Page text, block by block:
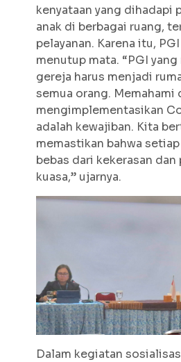
kenyataan yang dihadapi
anak di berbagai ruang,
pelayanan. Karena itu,
menutup mata. “PGI
gereja harus menjadi
semua orang. Memahami
mengimplementasikan
adalah kewajiban. Kita
memastikan bahwa
bebas dari kekerasan dan
kuasa,” ujarnya.
Dalam kegiatan